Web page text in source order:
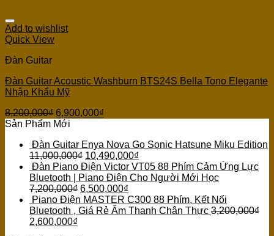
Add to wishlist
Quick View
Đàn Guitar
Đàn Guitar Acoustic Washburn BTS24S Bella Tono Elegante
Nhập Khẩu Mỹ
8,200,000₫ 6,900,000₫
Sản Phẩm Mới
Đàn Guitar Enya Nova Go Sonic Hatsune Miku Edition
11,000,000₫ 10,490,000₫
Đàn Piano Điện Victor VT05 88 Phím Cảm Ứng Lực
Bluetooth | Piano Điện Cho Người Mới Học
7,200,000₫ 6,500,000₫
Piano Điện MASTER C300 88 Phím, Kết Nối
Bluetooth , Giá Rẻ Âm Thanh Chân Thực 3,200,000₫
2,600,000₫